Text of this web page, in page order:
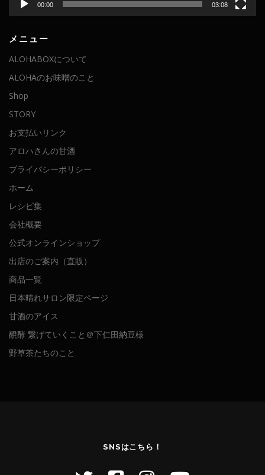
00:00 03:08
メニュー
ALOHABOXについて
ALOHAのお味噌のこと
Shop
STORY
お支払いリンク
アロハさんの甘酒
プライバシーポリシー
ホーム
レシピ集
会社概要
公式オンラインショップ
出店のご案内（直販）
商品一覧
日本晴れサロン限定ページ
甘酒のアイス
醗酵 繋げていくこと＠下仁田納豆様
野草茶たちのこと
SNSはこちら！